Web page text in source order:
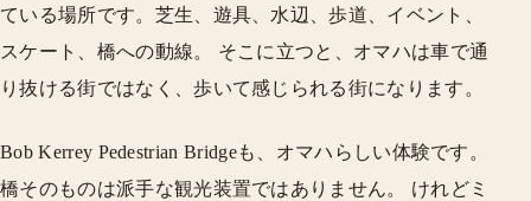
ている場所です。芝生、遊具、水辺、歩道、イベント、
スケート、橋への動線。 そこに立つと、オマハは車で通
り抜ける街ではなく、歩いて感じられる街になります。
Bob Kerrey Pedestrian Bridgeも、オマハらしい体験です。
橋そのものは派手な観光装置ではありません。 けれどミ